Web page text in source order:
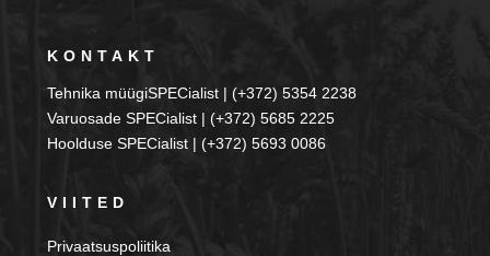
KONTAKT
Tehnika müügiSPECialist | (+372) 5354 2238
Varuosade SPECialist | (+372) 5685 2225
Hoolduse SPECialist | (+372) 5693 0086
VIITED
Privaatsuspoliitika